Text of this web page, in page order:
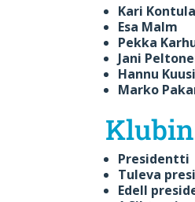
Kari
Esa Malm
Pekka
Jani
Hannu
Marko
Tuleva
Edell